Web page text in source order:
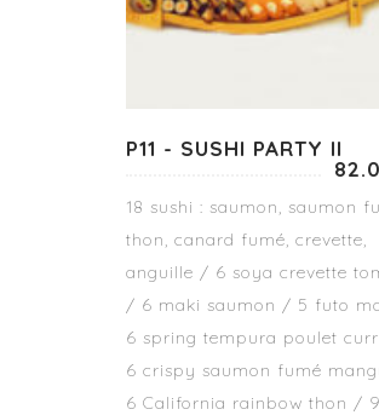
P11 - SUSHI PARTY II
18 sushi : saumon, saumon
thon, canard fumé, crevette,
anguille / 6 soya crevette
/ 6 maki saumon / 5 futo
6 spring tempura poulet
6 crispy saumon fumé
6 California rainbow thon / 9